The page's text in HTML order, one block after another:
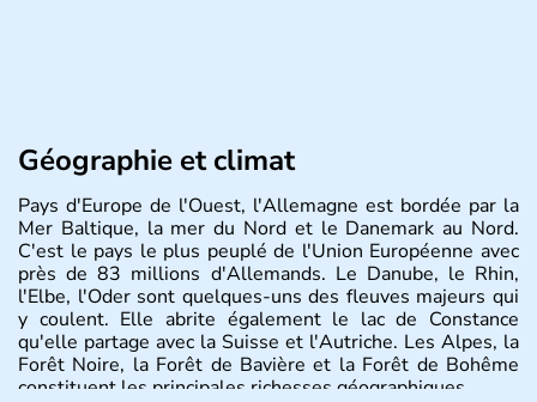
Géographie et climat
Pays d'Europe de l'Ouest, l'Allemagne est bordée par la
Mer Baltique, la mer du Nord et le Danemark au Nord.
C'est le pays le plus peuplé de l'Union Européenne avec
près de 83 millions d'Allemands. Le Danube, le Rhin,
l'Elbe, l'Oder sont quelques-uns des fleuves majeurs qui
y coulent. Elle abrite également le lac de Constance
qu'elle partage avec la Suisse et l'Autriche. Les Alpes, la
Forêt Noire, la Forêt de Bavière et la Forêt de Bohême
constituent les principales richesses géographiques.